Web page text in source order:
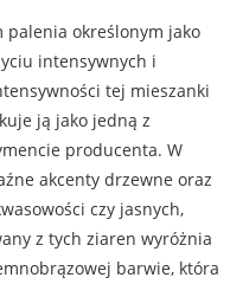
określonym jako
intensywnych i
tej mieszanki
ją jako jedną z
producenta. W
akcenty drzewne oraz
czy jasnych,
z tych ziaren wyróżnia
barwie, która